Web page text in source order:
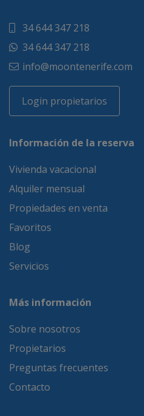
34 644 347 218
34 644 347 218
info@moontenerife.com
Login propietarios
Información de la reserva
Vivienda vacacional
Alquiler mensual
Propiedades en venta
Favoritos
Blog
Servicios
Más información
Sobre nosotros
Propietarios
Preguntas frecuentes
Contacto